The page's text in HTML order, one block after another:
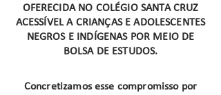
OFERECIDA NO COLÉGIO SANTA CRUZ
ACESSÍVEL A CRIANÇAS E ADOLESCENTES
NEGROS E INDÍGENAS POR MEIO DE
BOLSA DE ESTUDOS.
Concretizamos esse compromisso por